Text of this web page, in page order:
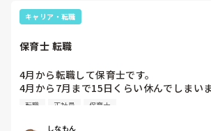
キャリア・転職
保育士 転職
4月から転職して保育士です。
4月から7月まで15日くらい休んでしまいま
同じクラスの先生いるのですが、いい気し
転職 正社員 保育士
しなもん